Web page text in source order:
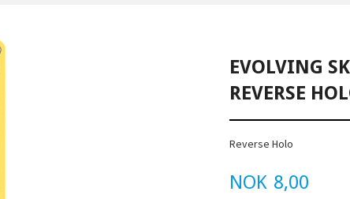
EVOLVING
REVERSE
Reverse Holo
Pris
NOK 8,00